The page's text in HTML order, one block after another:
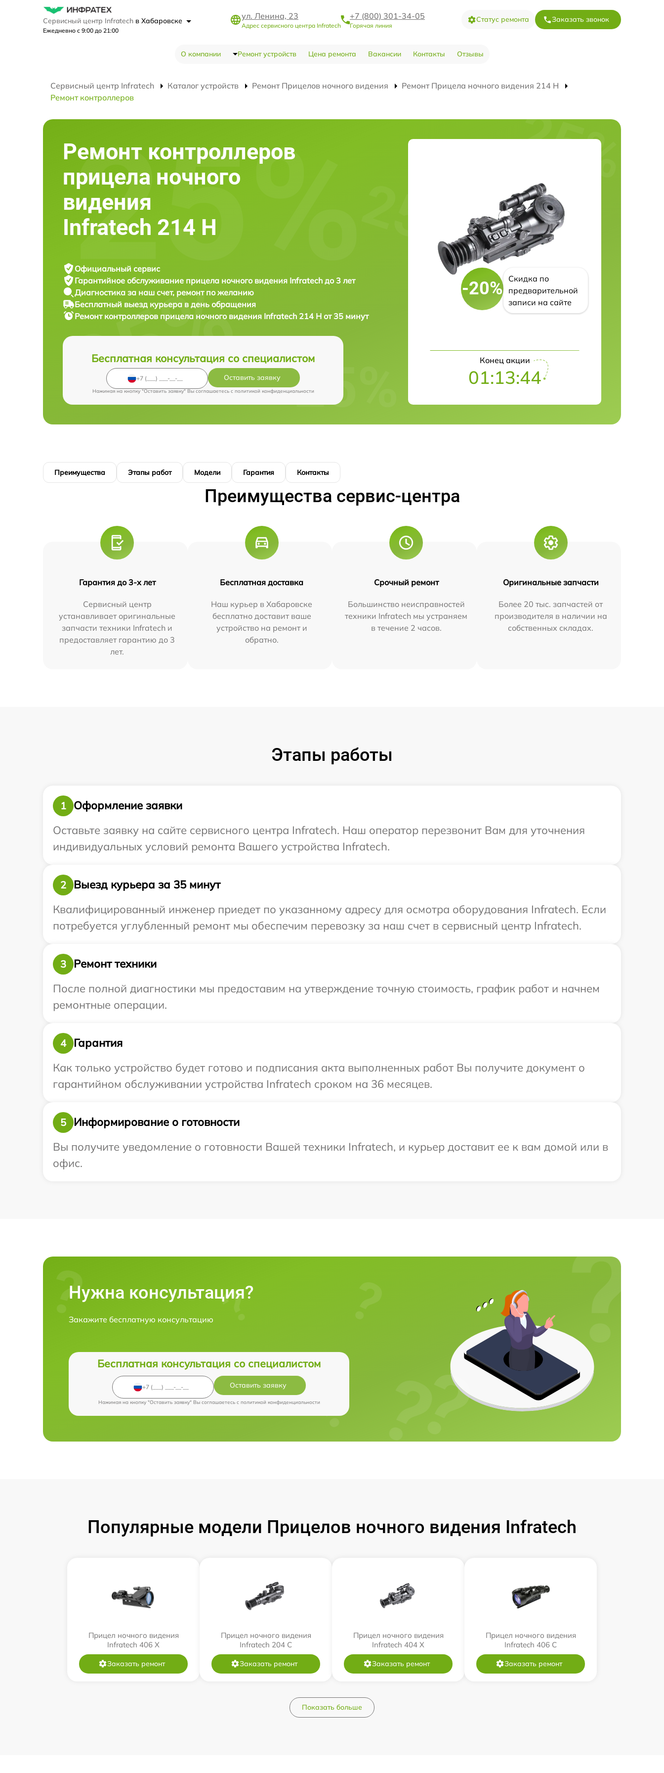
Сервисный центр Infratech в Хабаровске
Ежедневно с 9:00 до 21:00
ул. Ленина, 23
Адрес сервисного центра Infratech
+7 (800) 301-34-05
Горячая линия
Статус ремонта Заказать звонок
О компании Ремонт устройств Цена ремонта Вакансии Контакты Отзывы
Сервисный центр Infratech Каталог устройств Ремонт Прицелов ночного видения
Ремонт Прицела ночного видения 214 Н
Ремонт контроллеров
Ремонт контроллеров
прицела ночного
видения
Infratech 214 Н
Официальный сервис
Гарантийное обслуживание прицела ночного видения Infratech до 3 лет
Диагностика за наш счет, ремонт по желанию
Бесплатный выезд курьера в день обращения
Ремонт контроллеров прицела ночного видения Infratech 214 Н от 35 минут
Бесплатная консультация со специалистом
Оставить заявку
Нажимая на кнопку "Оставить заявку" Вы соглашаетесь c политикой конфиденциальности
-20%
Скидка по
предварительной
записи на сайте
Конец акции
01:13:43
Преимущества Этапы работ Модели Гарантия Контакты
Преимущества сервис-центра
Гарантия до 3-х лет
Сервисный центр
устанавливает оригинальные
запчасти техники Infratech и
предоставляет гарантию до 3
лет.
Бесплатная доставка
Наш курьер в Хабаровске
бесплатно доставит ваше
устройство на ремонт и
обратно.
Срочный ремонт
Большинство неисправностей
техники Infratech мы устраняем
в течение 2 часов.
Оригинальные запчасти
Более 20 тыс. запчастей от
производителя в наличии на
собственных складах.
Этапы работы
1
Оформление заявки
Оставьте заявку на сайте сервисного центра Infratech. Наш оператор перезвонит Вам для уточнения
индивидуальных условий ремонта Вашего устройства Infratech.
2
Выезд курьера за 35 минут
Квалифицированный инженер приедет по указанному адресу для осмотра оборудования Infratech. Если
потребуется углубленный ремонт мы обеспечим перевозку за наш счет в сервисный центр Infratech.
3
Ремонт техники
После полной диагностики мы предоставим на утверждение точную стоимость, график работ и начнем
ремонтные операции.
4
Гарантия
Как только устройство будет готово и подписания акта выполненных работ Вы получите документ о
гарантийном обслуживании устройства Infratech сроком на 36 месяцев.
5
Информирование о готовности
Вы получите уведомление о готовности Вашей техники Infratech, и курьер доставит ее к вам домой или в
офис.
Нужна консультация?
Закажите бесплатную консультацию
Бесплатная консультация со специалистом
Оставить заявку
Нажимая на кнопку "Оставить заявку" Вы соглашаетесь c политикой конфиденциальности
Популярные модели Прицелов ночного видения Infratech
Прицел ночного видения
Infratech 406 Х
Заказать ремонт
Прицел ночного видения
Infratech 204 С
Заказать ремонт
Прицел ночного видения
Infratech 404 Х
Заказать ремонт
Прицел ночного видения
Infratech 406 С
Заказать ремонт
Показать больше